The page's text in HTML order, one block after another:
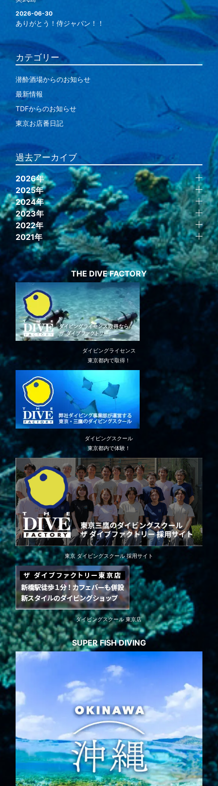
2026-06-30
ありがとう！侍ジャパン！！
カテゴリー
潜酔酒場からのお知らせ
最新情報
TDFからのお知らせ
東京お店番日記
過去アーカイブ
2026年
2025年
2024年
2023年
2022年
2021年
THE DIVE FACTORY
ダイビングライセンス
東京都内で取得！
ダイビングスクール
東京都内で体験！
東京 ダイビングスクール 採用サイト
ダイビングスクール 東京店
SUPER FISH DIVING